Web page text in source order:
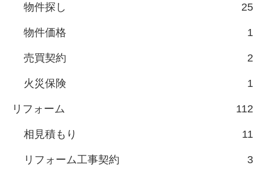
物件探し 25
物件価格 1
売買契約 2
火災保険 1
リフォーム 112
相見積もり 11
リフォーム工事契約 3